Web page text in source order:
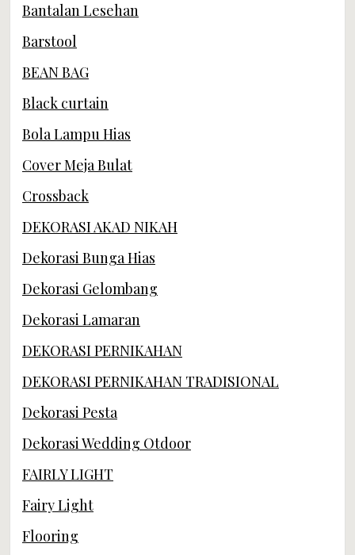
Bantalan Lesehan
Barstool
BEAN BAG
Black curtain
Bola Lampu Hias
Cover Meja Bulat
Crossback
DEKORASI AKAD NIKAH
Dekorasi Bunga Hias
Dekorasi Gelombang
Dekorasi Lamaran
DEKORASI PERNIKAHAN
DEKORASI PERNIKAHAN TRADISIONAL
Dekorasi Pesta
Dekorasi Wedding Otdoor
FAIRLY LIGHT
Fairy Light
Flooring